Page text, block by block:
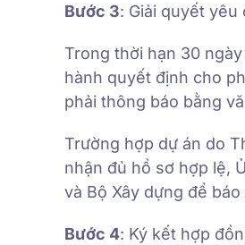
Bước 3: Giải quyết yêu
Trong thời hạn 30
hành quyết định cho
phải thông báo bằng
Trường hợp dự án do
nhận đủ hồ sơ hợp lệ,
và Bộ Xây dựng để
Bước 4: Ký kết hợp